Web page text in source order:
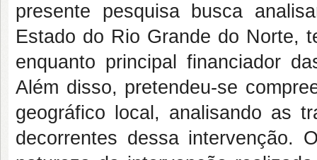
presente pesquisa busca
Estado do Rio Grande do Norte,
enquanto principal financiador
Além disso, pretendeu-se
geográfico local, analisando as
decorrentes dessa intervenção.